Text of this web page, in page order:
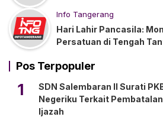
Info Tangerang
Hari Lahir Pancasila:
Persatuan di Tengah
Pos Terpopuler
1
SDN Salembaran II Surati
Negeriku Terkait
Ijazah